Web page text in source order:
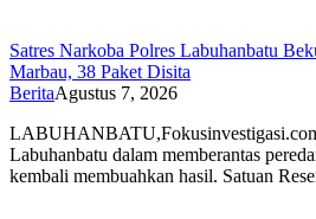
Satres Narkoba Polres Labuhanbatu
Marbau, 38 Paket Disita
BeritaAgustus 7, 2026
Labuhanbatu dalam memberantas
kembali membuahkan hasil. Satuan